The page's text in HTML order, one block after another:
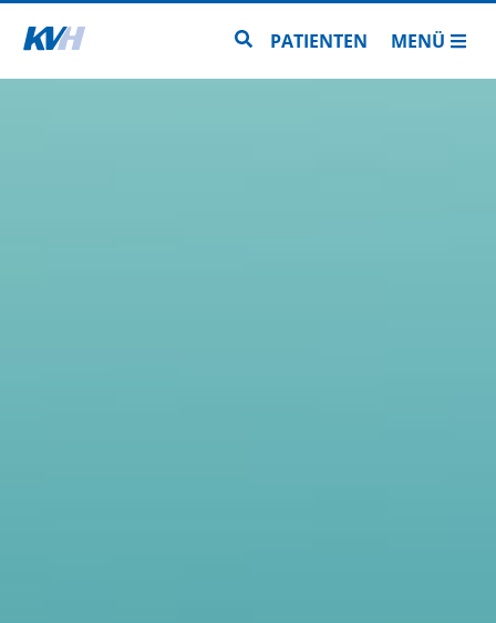
Zur Startseite Zur Seitensuche
PATIENTEN MENÜ